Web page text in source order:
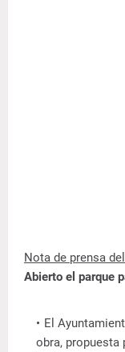
Nota de prensa
Abierto el parque
El
obra, propuesta